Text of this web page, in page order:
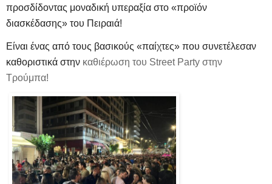
προσδίδοντας μοναδική υπεραξία στο «προϊόν
διασκέδασης» του Πειραιά!
Είναι ένας από τους βασικούς «παίχτες» που συνετέλεσαν
καθοριστικά στην καθιέρωση του Street Party στην
Τρούμπα!